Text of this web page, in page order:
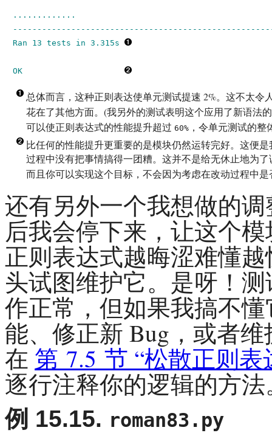
.............
Ran 13 tests in 3.315s
OK
总体而言，这种正则表达使单元测试提速 2%。这不太令
花在了其他方面。(我另外的测试表明这个应用了新语法
可以使正则表达式的性能提升超过 60% ，令单元测试的
比任何的性能提升更重要的是模块仍然运转完好。这便
过程中没有把事情搞得一团糟。这并不是给无休止地为
而且你可以实现这个目标，不会因为考虑在改动过程中
还有另外一个我想做的
后我会停下来，让这个
正则表达式越晦涩难懂
头试图维护它。是呀！
作正常，但如果我搞不
能、修正新 Bug，或者
在 第 7.5 节 “松散正则表
逐行注释你的逻辑的方法
例 15.15. roman83.py